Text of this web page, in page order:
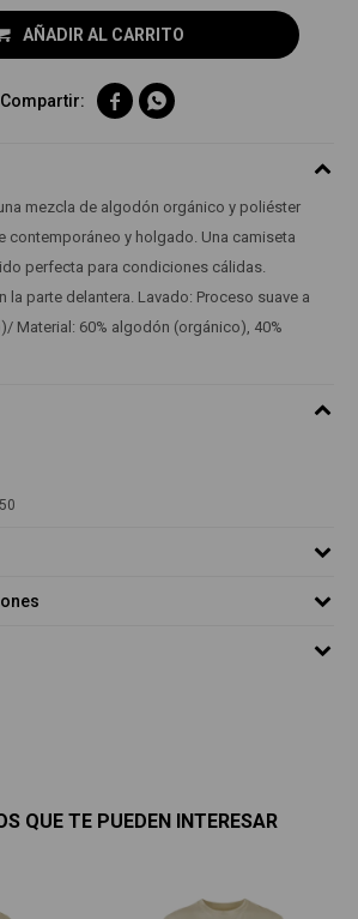
AÑADIR AL CARRITO
 
mezcla de algodón orgánico y poliéster
contemporáneo y holgado. Una camiseta
perfecta para condiciones cálidas.
la parte delantera. Lavado: Proceso suave a
Material: 60% algodón (orgánico), 40%
QUE TE PUEDEN INTERESAR